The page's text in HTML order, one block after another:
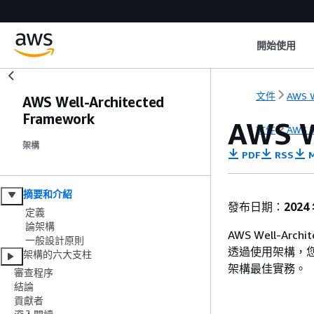
開始使用
AWS Well-Architected
Framework
架構
摘要和介紹
定義
論架構
一般設計原則
架構的六大支柱
審查程序
結論
貢獻者
文件 AWS
文件 AWS
AWS
PDF RSS
發布日期： 2024
AWS Well-
透過使用架構，
架構最佳實務。